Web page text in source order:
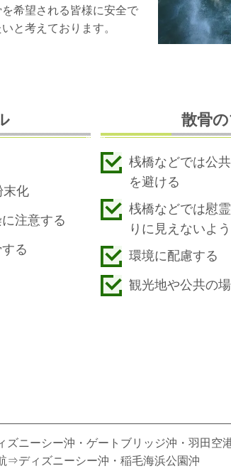
希望される皆様に安全で
と考えております。
末化
注意する
る
散骨
桟橋などでは公
を避ける
桟橋などでは慰
りに見えないよ
環境に配慮する
観光地や公共の
ニーシー沖・ゲートブリッジ沖・羽田空
⇒ディズニーシー沖・稲毛海浜公園沖